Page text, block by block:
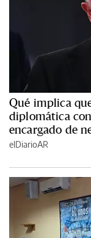
Qué implica
diplomática
encargado de
elDiarioAR